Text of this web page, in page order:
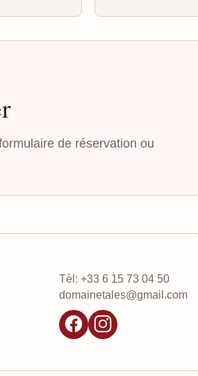
de réservation ou
Tèl: +33 6 15 73 04 50
domainetales@gmail.com